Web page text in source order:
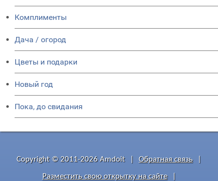
Комплименты
Дача / огород
Цветы и подарки
Новый год
Пока, до свидания
Copyright © 2011-2026 Amdoit Обратная связь
Разместить свою открытку на сайте